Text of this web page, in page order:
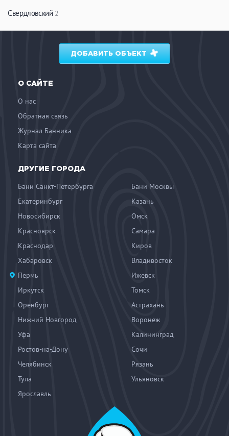
Свердловский 2
ДОБАВИТЬ ОБЪЕКТ
О САЙТЕ
О нас
Обратная связь
Журнал Банника
Карта сайта
ДРУГИЕ ГОРОДА
Бани Санкт-Петербурга
Бани Москвы
Екатеринбург
Казань
Новосибирск
Омск
Красноярск
Самара
Краснодар
Киров
Хабаровск
Владивосток
Пермь
Ижевск
Иркутск
Томск
Оренбург
Астрахань
Нижний Новгород
Воронеж
Уфа
Калининград
Ростов-на-Дону
Сочи
Челябинск
Рязань
Тула
Ульяновск
Ярославль